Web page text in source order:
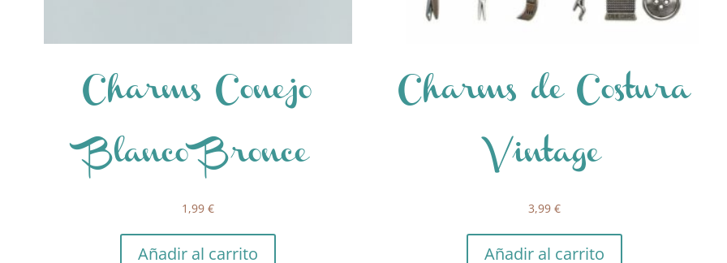
Charms Conejo
Blanco Bronce
1,99 €
Añadir al carrito
Charms de Costura
Vintage
3,99€
Añadir al carrito